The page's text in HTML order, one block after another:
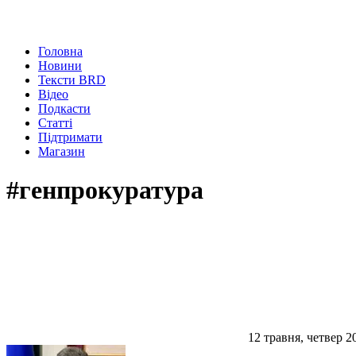
Головна
Новини
Тексти BRD
Відео
Подкасти
Статті
Підтримати
Магазин
#генпрокуратура
12 травня, четвер